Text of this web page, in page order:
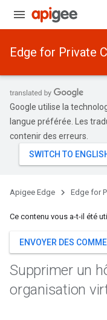
Edge for Private
Google utilise la
langue préférée. Les
contenir des erreurs.
Apigee Edge Edge for
Ce contenu vous a-t-il été
ENVOYER DES
Supprimer un
organisation